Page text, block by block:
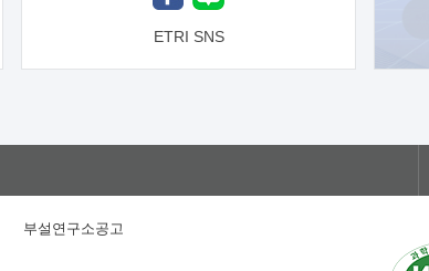
ETRI SNS
부설연구소공고